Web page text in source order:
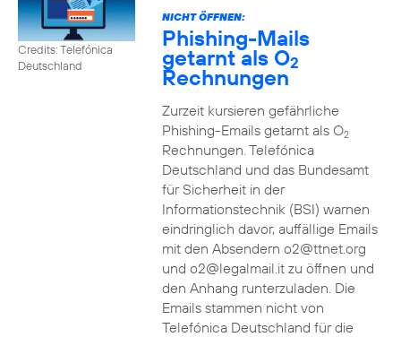
Credits: Telefónica
Deutschland
NICHT ÖFFNEN:
Phishing-Mails
getarnt als O2
Rechnungen
Zurzeit kursieren gefährliche
Phishing-Emails getarnt als O2
Rechnungen. Telefónica
Deutschland und das Bundesamt
für Sicherheit in der
Informationstechnik (BSI) warnen
eindringlich davor, auffällige Emails
mit den Absendern o2@ttnet.org
und o2@legalmail.it zu öffnen und
den Anhang runterzuladen. Die
Emails stammen nicht von
Telefónica Deutschland für die